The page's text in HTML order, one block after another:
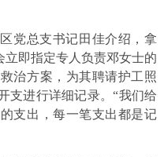
党总支书记田佳介绍，拿
立即指定专人负责邓女士的
治方案，为其聘请护工照
支进行详细记录。“我们给
支出，每一笔支出都是记